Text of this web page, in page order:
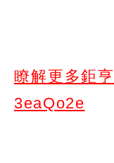
瞭解更多鉅
3eaQo2e